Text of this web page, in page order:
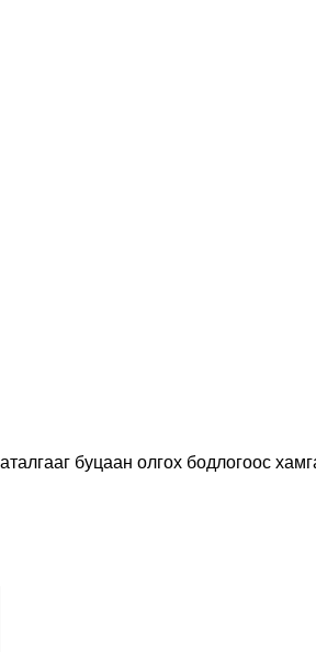
буцаан олгох бодлогоос